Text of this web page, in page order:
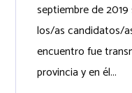
septiembre de
los/as candidatos/
encuentro fue
provincia y en él...